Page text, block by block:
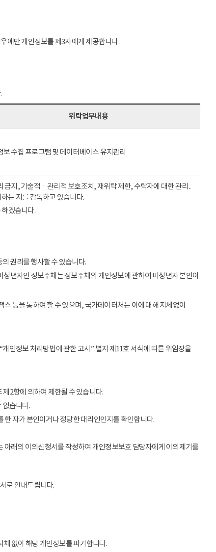
에만 개인정보를 제3자에게 제공합니다.
위탁업무내용
보 수집 프로그램 및 데이터베이스 유지관리
지, 기술적ㆍ관리적 보호조치, 재위탁 제한, 수탁자에 대한 관리․
는 지를 감독하고 있습니다.
겠습니다.
권리를 행사할 수 있습니다.
년자인 정보주체는 정보주체의 개인정보에 관하여 미성년자 본인이
등을 통하여 할 수 있으며, 국가데이터처는 이에 대해 지체없이
인정보 처리방법에 관한 고시” 별지 제11호 서식에 따른 위임장을
2항에 의하여 제한될 수 있습니다.
없습니다.
자가 본인이거나 정당한 대리인인지를 확인합니다.
래의 이의신청서를 작성하여 개인정보보호 담당자에게 이의제기를
로 안내드립니다.
없이 해당 개인정보를 파기합니다.